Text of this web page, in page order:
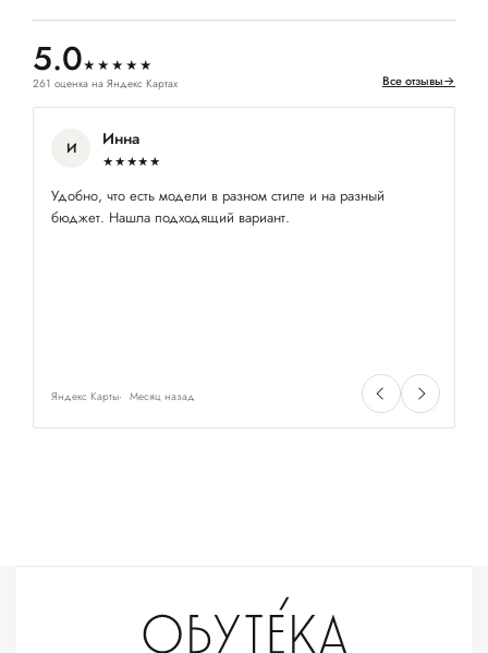
5.0★★★★★
261 оценка на Яндекс Картах Все отзывы→
И Инна
★★★★★
Удобно, что есть модели в разном стиле и на разный
бюджет. Нашла подходящий вариант.
Яндекс Карты Месяц назад